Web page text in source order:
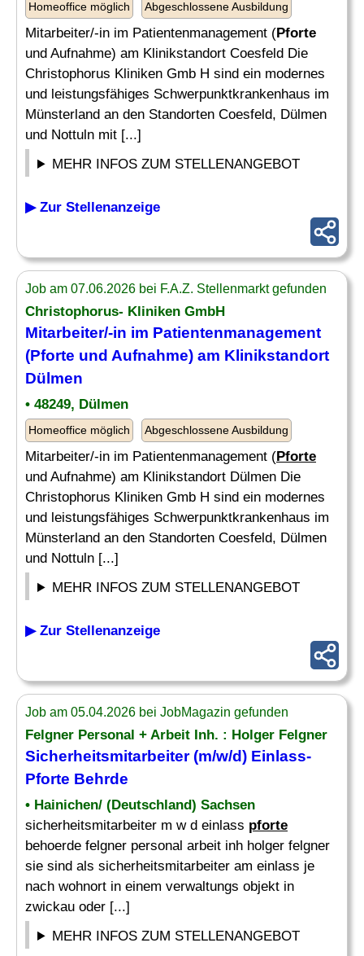
Homeoffice möglich Abgeschlossene Ausbildung
Mitarbeiter/-in im Patientenmanagement (Pforte
und Aufnahme) am Klinikstandort Coesfeld Die
Christophorus Kliniken Gmb H sind ein modernes
und leistungsfähiges Schwerpunktkrankenhaus im
Münsterland an den Standorten Coesfeld, Dülmen
und Nottuln mit [...]
MEHR INFOS ZUM STELLENANGEBOT
▶ Zur Stellenanzeige
Job am 07.06.2026 bei F.A.Z. Stellenmarkt gefunden
Christophorus- Kliniken GmbH
Mitarbeiter/-in im Patientenmanagement
(Pforte und Aufnahme) am Klinikstandort
Dülmen
• 48249, Dülmen
Homeoffice möglich Abgeschlossene Ausbildung
Mitarbeiter/-in im Patientenmanagement (Pforte
und Aufnahme) am Klinikstandort Dülmen Die
Christophorus Kliniken Gmb H sind ein modernes
und leistungsfähiges Schwerpunktkrankenhaus im
Münsterland an den Standorten Coesfeld, Dülmen
und Nottuln [...]
MEHR INFOS ZUM STELLENANGEBOT
▶ Zur Stellenanzeige
Job am 05.04.2026 bei JobMagazin gefunden
Felgner Personal + Arbeit Inh. : Holger Felgner
Sicherheitsmitarbeiter (m/w/d) Einlass-
Pforte Behrde
• Hainichen/ (Deutschland) Sachsen
sicherheitsmitarbeiter m w d einlass pforte
behoerde felgner personal arbeit inh holger felgner
sie sind als sicherheitsmitarbeiter am einlass je
nach wohnort in einem verwaltungs objekt in
zwickau oder [...]
MEHR INFOS ZUM STELLENANGEBOT